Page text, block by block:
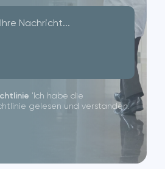
'Ich habe die
gelesen und verstanden.